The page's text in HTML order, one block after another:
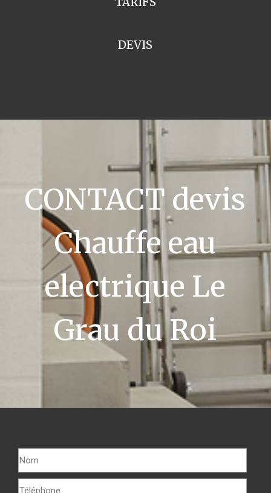
DEVIS
CONTACT devis
Chauffe eau
electrique Le
Grau du Roi